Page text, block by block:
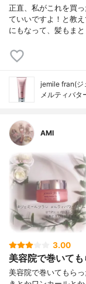
正直、私がこれを買
ていいですよ！と教
にもなって、髪もま
jemile fran(ジ
メルティバタ
AMI
3.00
美容院で巻いて
美容院で巻いてもら